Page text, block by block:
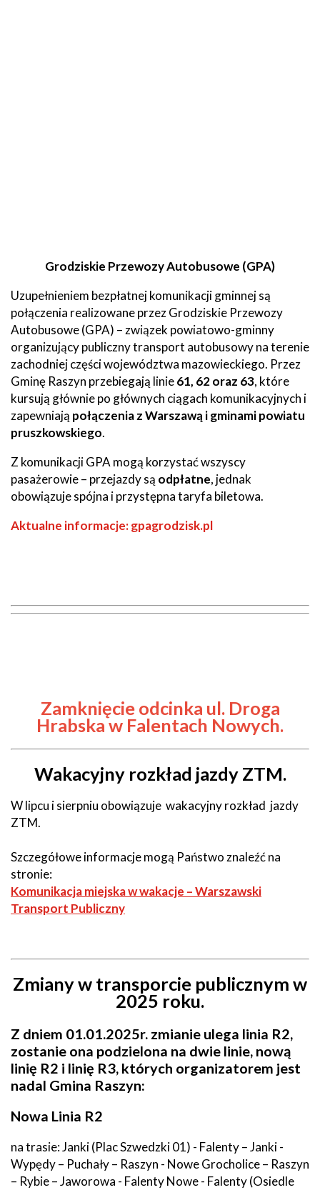
Grodziskie Przewozy Autobusowe (GPA)
Uzupełnieniem bezpłatnej komunikacji gminnej są
połączenia realizowane przez Grodziskie Przewozy
Autobusowe (GPA) – związek powiatowo-gminny
organizujący publiczny transport autobusowy na terenie
zachodniej części województwa mazowieckiego. Przez
Gminę Raszyn przebiegają linie61, 62 oraz 63, które
kursują głównie po głównych ciągach komunikacyjnych i
zapewniają połączenia z Warszawą i gminami powiatu
pruszkowskiego.
Z komunikacji GPA mogą korzystać wszyscy
pasażerowie – przejazdy są odpłatne, jednak
obowiązuje spójna i przystępna taryfa biletowa.
Aktualne informacje: gpagrodzisk.pl
Zamknięcie odcinka ul. Droga
Hrabska w Falentach Nowych.
Wakacyjny rozkład jazdy ZTM.
W lipcu i sierpniu obowiązuje wakacyjny rozkład jazdy
ZTM.
Szczegółowe informacje mogą Państwo znaleźć na
stronie:
Komunikacja miejska w wakacje – Warszawski
Transport Publiczny
Zmiany w transporcie publicznym w
2025 roku.
Z dniem 01.01.2025r. zmianie ulega linia R2,
zostanie ona podzielona na dwie linie, nową
linię R2 i linię R3, których organizatorem jest
nadal Gmina Raszyn:
Nowa Linia R2
na trasie: Janki (Plac Szwedzki 01) - Falenty – Janki -
Wypędy – Puchały – Raszyn - Nowe Grocholice – Raszyn
– Rybie – Jaworowa - Falenty Nowe - Falenty (Osiedle